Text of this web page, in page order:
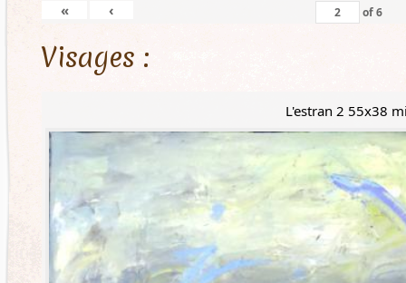
« ‹ of6
Visages :
L'estran 2 55x38